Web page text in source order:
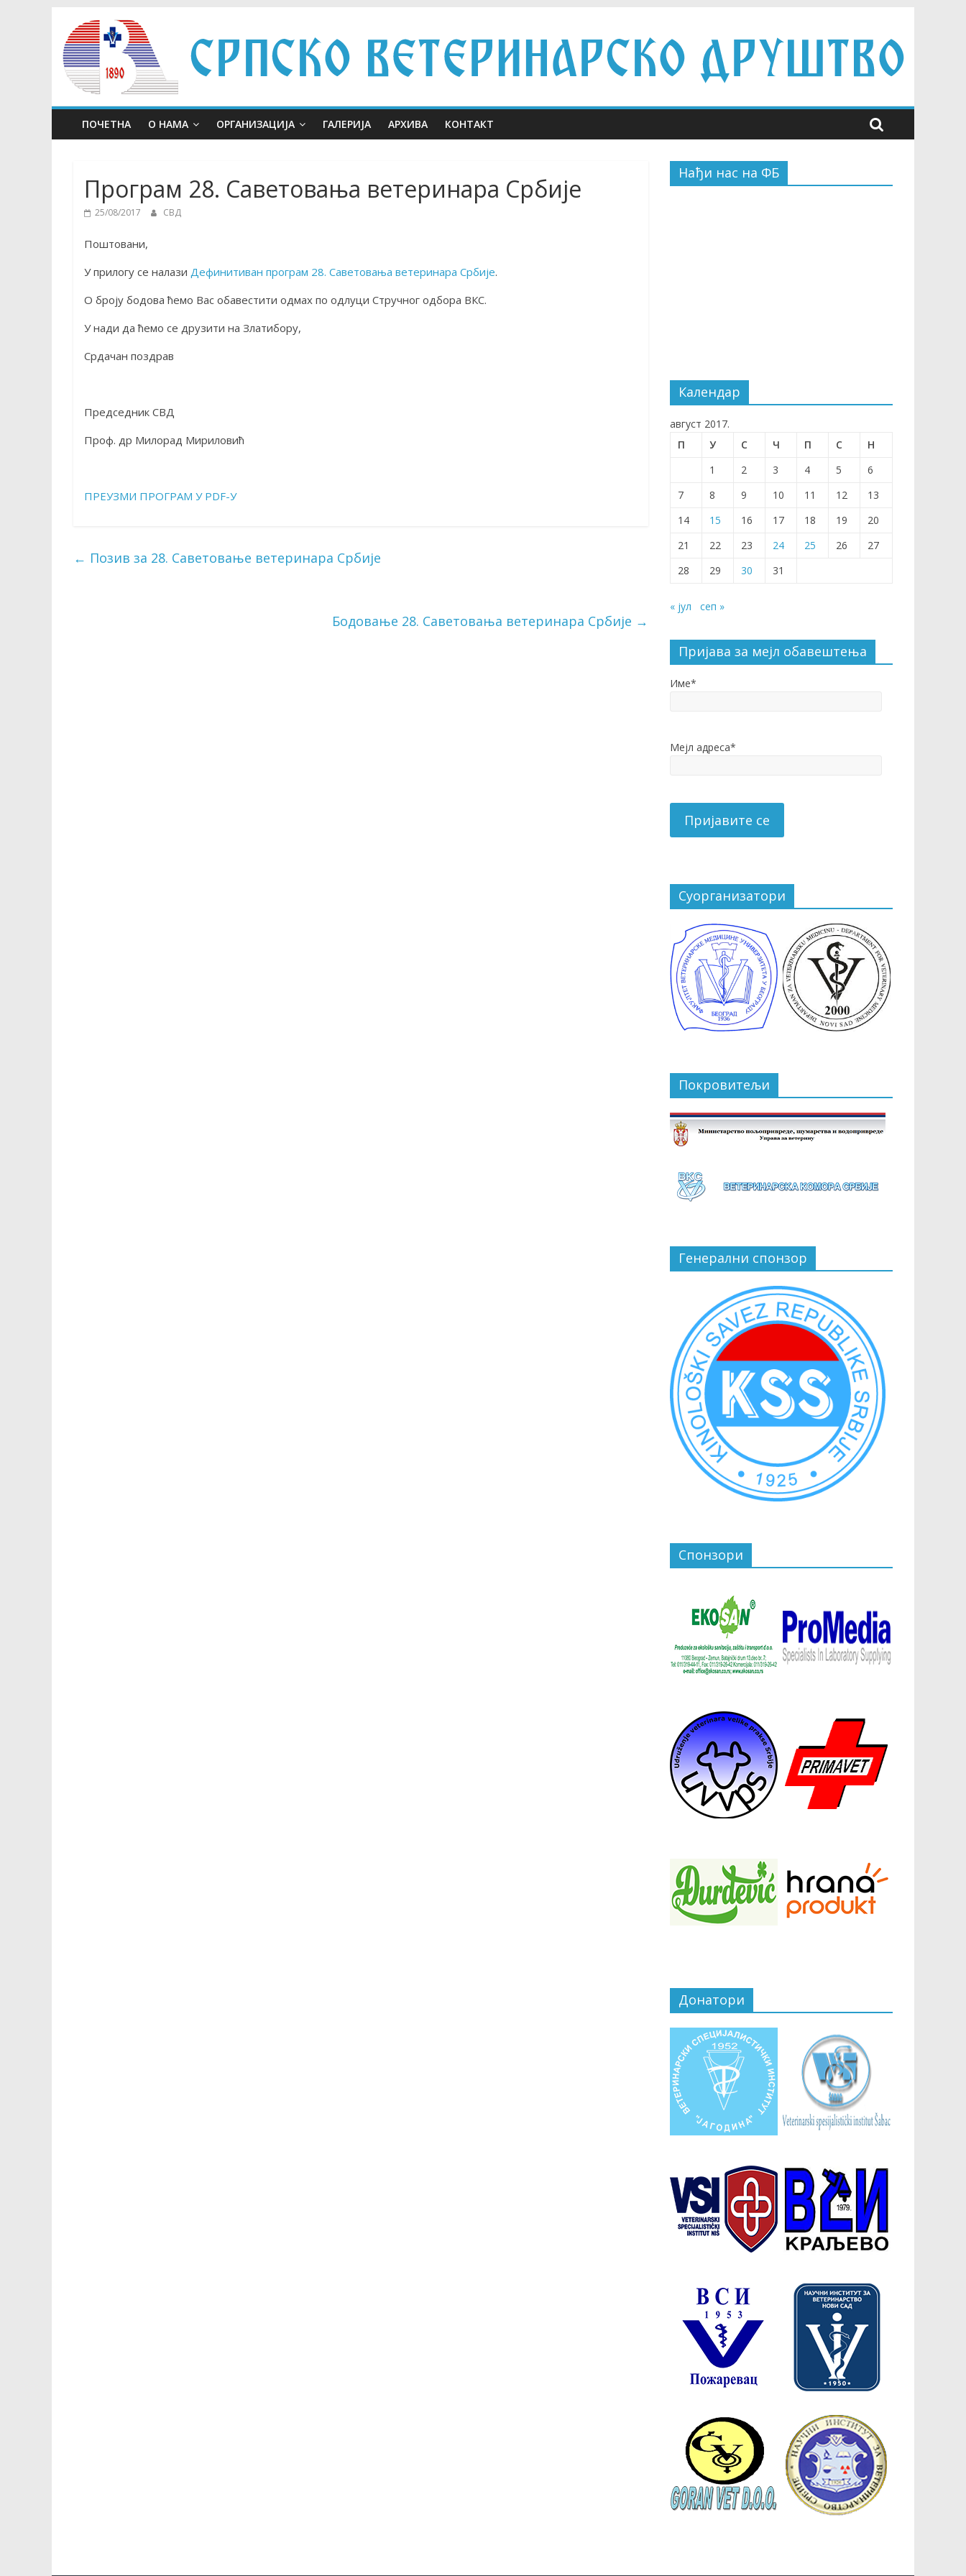
content
ПОЧЕТНА О НАМА ОРГАНИЗАЦИЈА ГАЛЕРИЈА АРХИВА КОНТАКТ
Програм 28. Саветовања ветеринара Србије
25/08/2017 СВД
Поштовани,
У прилогу се налази Дефинитиван програм 28. Саветовања ветеринара Србије.
О броју бодова ћемо Вас обавестити одмах по одлуци Стручног одбора ВКС.
У нади да ћемо се друзити на Златибору,
Срдачан поздрав
Председник СВД
Проф. др Милорад Мириловић
ПРЕУЗМИ ПРОГРАМ У PDF-У
← Позив за 28. Саветовање ветеринара Србије
Бодовање 28. Саветовања ветеринара Србије →
Нађи нас на ФБ
Календар
август 2017.
П
У С Ч П С
Н
1
2 3 4 5
6
7
8 9 10 11 12
13
14
15 16 17 18 19
20
21
22 23 24 25 26
27
28
29 30 31
« јул сеп »
Пријава за мејл обавештења
Име*
Мејл адреса*
Суорганизатори
Покровитељи
Генерални спонзор
Спонзори
Донатори